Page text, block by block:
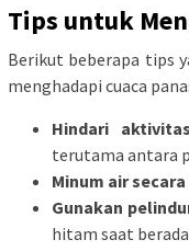
Tips untuk
Berikut beberapa tips
menghadapi cuaca
Hindari
terutama antara
Minum air
Gunakan
hitam saat